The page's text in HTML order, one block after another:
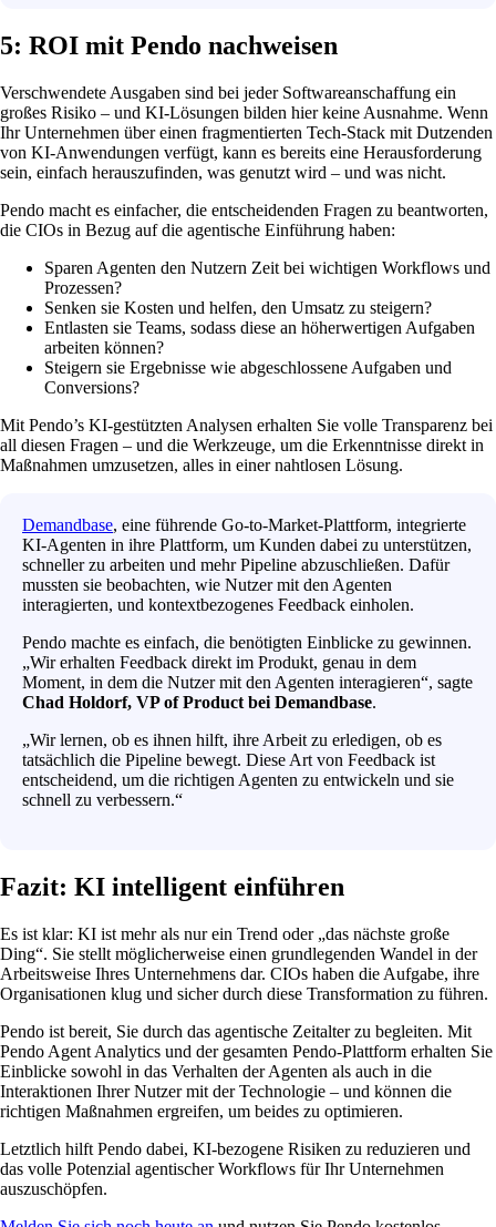
5: ROI mit Pendo nachweisen
Verschwendete Ausgaben sind bei jeder Softwareanschaffung ein
großes Risiko – und KI-Lösungen bilden hier keine Ausnahme. Wenn
Ihr Unternehmen über einen fragmentierten Tech-Stack mit Dutzenden
von KI-Anwendungen verfügt, kann es bereits eine Herausforderung
sein, einfach herauszufinden, was genutzt wird – und was nicht.
Pendo macht es einfacher, die entscheidenden Fragen zu beantworten,
die CIOs in Bezug auf die agentische Einführung haben:
Sparen Agenten den Nutzern Zeit bei wichtigen Workflows und
Prozessen?
Senken sie Kosten und helfen, den Umsatz zu steigern?
Entlasten sie Teams, sodass diese an höherwertigen Aufgaben
arbeiten können?
Steigern sie Ergebnisse wie abgeschlossene Aufgaben und
Conversions?
Mit Pendo’s KI-gestützten Analysen erhalten Sie volle Transparenz bei
all diesen Fragen – und die Werkzeuge, um die Erkenntnisse direkt in
Maßnahmen umzusetzen, alles in einer nahtlosen Lösung.
Demandbase, eine führende Go-to-Market-Plattform, integrierte
KI-Agenten in ihre Plattform, um Kunden dabei zu unterstützen,
schneller zu arbeiten und mehr Pipeline abzuschließen. Dafür
mussten sie beobachten, wie Nutzer mit den Agenten
interagierten, und kontextbezogenes Feedback einholen.
Pendo machte es einfach, die benötigten Einblicke zu gewinnen.
„Wir erhalten Feedback direkt im Produkt, genau in dem
Moment, in dem die Nutzer mit den Agenten interagieren“, sagte
Chad Holdorf, VP of Product bei Demandbase.
„Wir lernen, ob es ihnen hilft, ihre Arbeit zu erledigen, ob es
tatsächlich die Pipeline bewegt. Diese Art von Feedback ist
entscheidend, um die richtigen Agenten zu entwickeln und sie
schnell zu verbessern.“
Fazit: KI intelligent einführen
Es ist klar: KI ist mehr als nur ein Trend oder „das nächste große
Ding“. Sie stellt möglicherweise einen grundlegenden Wandel in der
Arbeitsweise Ihres Unternehmens dar. CIOs haben die Aufgabe, ihre
Organisationen klug und sicher durch diese Transformation zu führen.
Pendo ist bereit, Sie durch das agentische Zeitalter zu begleiten. Mit
Pendo Agent Analytics und der gesamten Pendo-Plattform erhalten Sie
Einblicke sowohl in das Verhalten der Agenten als auch in die
Interaktionen Ihrer Nutzer mit der Technologie – und können die
richtigen Maßnahmen ergreifen, um beides zu optimieren.
Letztlich hilft Pendo dabei, KI-bezogene Risiken zu reduzieren und
das volle Potenzial agentischer Workflows für Ihr Unternehmen
auszuschöpfen.